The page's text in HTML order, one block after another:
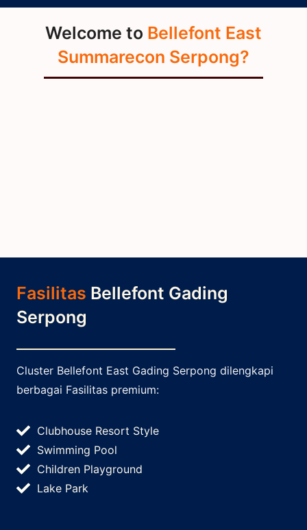
Welcome to Bellefont East
Summarecon Serpong?
Fasilitas Bellefont Gading
Serpong
Cluster Bellefont East Gading Serpong dilengkapi
berbagai Fasilitas premium:
Clubhouse Resort Style
Swimming Pool
Children Playground
Lake Park